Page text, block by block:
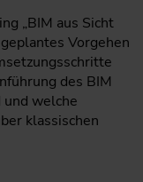
„BIM aus Sicht
Vorgehen
des BIM
welche
klassischen